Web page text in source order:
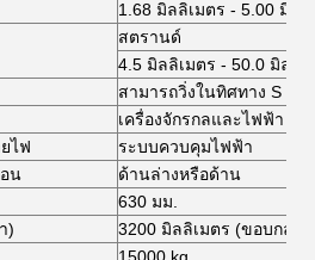
1.68 มิลลิเมตร - 5.00 มิลลิ
สตรานด์
4.5 มิลลิเมตร - 50.0 มิลลิเ
สามารถวิ่งในทิศทาง S แล
เครื่องจักรกลและไฟฟ้า
ไฟ
ระบบควบคุมไฟฟ้า
น
ด้านล่างหรือด้าน
630 มม.
)
3200 มิลลิเมตร (ขอบกลอ